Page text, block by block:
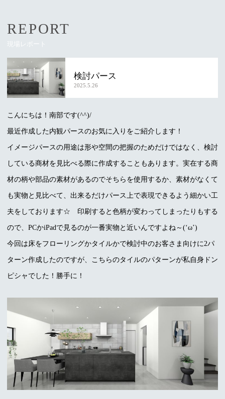
REPORT
現場レポート
検討パース
2025.5.26
こんにちは！南部です(^^)/
最近作成した内観パースのお気に入りをご紹介します！
イメージパースの用途は形や空間の把握のためだけではなく、検討
している商材を見比べる際に作成することもあります。実在する商
材の柄や部品の素材があるのでそちらを使用するか、素材がなくて
も実物と見比べて、出来るだけパース上で表現できるよう細かい工
夫をしております☆ 印刷すると色柄が変わってしまったりもする
ので、PCかiPadで見るのが一番実物と近いんですよね～(‘ω’)
今回は床をフローリングかタイルかで検討中のお客さま向けに2パ
ターン作成したのですが、こちらのタイルのパターンが私自身ドン
ピシャでした！勝手に！